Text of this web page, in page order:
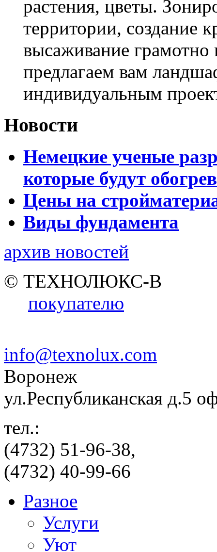
растения, цветы.
территории, создание
высаживание
предлагаем вам
индивидуальным
Новости
Немецкие ученые
которые будут
Цены на
Виды фундамента
архив новостей
© ТЕХНОЛЮКС-В
покупателю
info@texnolux.com
Воронеж
ул.Республиканская д.5
тел.:
(4732) 51-96-38,
(4732) 40-99-66
Разное
Услуги
Уют